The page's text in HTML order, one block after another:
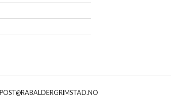
POST@RABALDERGRIMSTAD.NO